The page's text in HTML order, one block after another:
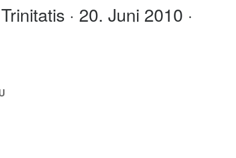
· 20. Juni 2010 ·